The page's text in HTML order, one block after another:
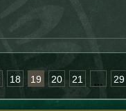
18 19 20 21 … 29